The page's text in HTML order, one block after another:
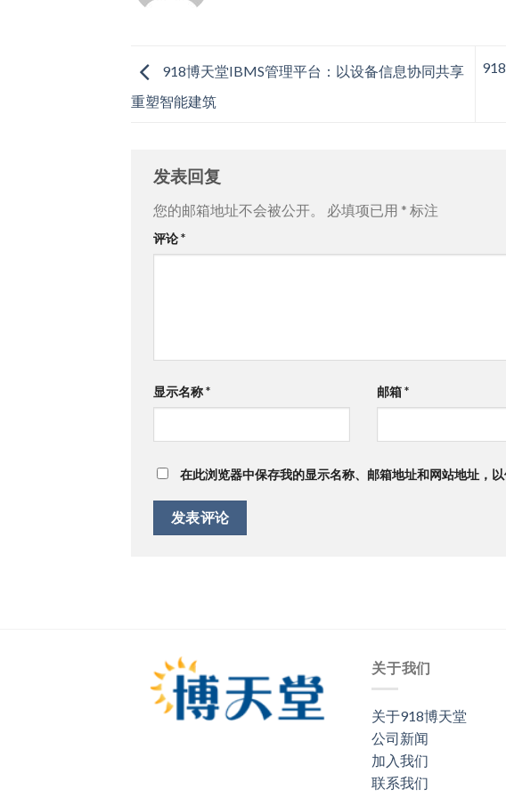
918博天堂IBMS管理平台：以设备信息协同共享
重塑智能建筑
发表回复
您的邮箱地址不会被公开。 必填项已用 * 标注
评论*
显示名称* 邮箱*
在此浏览器中保存我的显示名称、邮箱地址和网站地址，以
关于我们
关于918博天堂
公司新闻
加入我们
联系我们